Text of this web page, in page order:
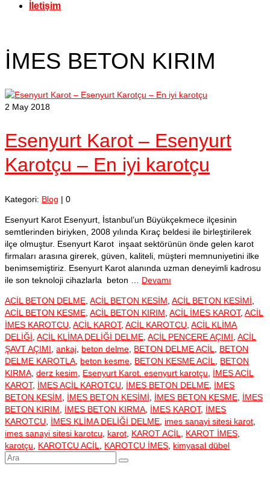
İletişim
İMES BETON KIRIM
2 May 2018
Esenyurt Karot – Esenyurt
Karotçu – En iyi karotçu
Kategori: Blog | 0
Esenyurt Karot Esenyurt, İstanbul’un Büyükçekmece ilçesinin
semtlerinden biriyken, 2008 yılında Kıraç beldesi ile birleştirilerek
ilçe olmuştur. Esenyurt Karot inşaat sektörünün önde gelen karot
firmaları arasına girerek, güven, kaliteli, müşteri memnuniyetini ilke
benimsemiştiriz. Esenyurt Karot alanında uzman deneyimli kadrosu
ile son teknoloji cihazlarla beton … Devamı
ACİL BETON DELME ACİL BETON KESİM ACİL BETON KESİMİ
ACİL BETON KESME ACİL BETON KIRIM ACİL İMES KAROT, ACİL
İMES KAROTCU ACİL KAROT, ACİL KAROTCU ACİL KLİMA
DELİĞİ ACİL KLİMA DELİĞİ DELME ACİL PENCERE AÇIMI ACİL
ŞAVT AÇIMI ankaj beton delme BETON DELME ACİL
BETON
DELME KAROTLA beton kesme BETON KESME ACİL
BETON
KIRMA derz kesim Esenyurt Karot. esenyurt karotçu
İMES ACİL
KAROT, İMES ACİL KAROTCU İMES BETON DELME İMES
BETON KESİM
İMES BETON KESİMİ İMES BETON KESME İMES
BETON KIRIM
İMES BETON KIRMA İMES KAROT, İMES
KAROTCU
İMES KLİMA DELİĞİ DELME imes sanayi sitesi karot
imes sanayi sitesi karotcu
karot KAROT ACİL KAROT İMES
karotçu
KAROTCU ACİL KAROTCU İMES kimyasal dübel
Şunu